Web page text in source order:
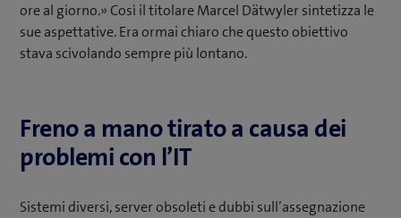
ore al giorno.» Così il titolare Marcel Dätwyler sintetizza le
sue aspettative. Era ormai chiaro che questo obiettivo
stava scivolando sempre più lontano.
Freno a mano tirato a causa dei
problemi con l’IT
Sistemi diversi, server obsoleti e dubbi sull’assegnazione